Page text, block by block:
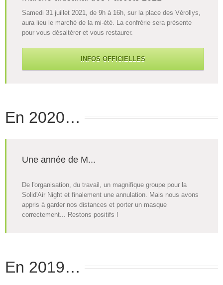
Samedi 31 juillet 2021, de 9h à 16h, sur la place des Vérollys,
aura lieu le marché de la mi-été. La confrérie sera présente
pour vous désaltérer et vous restaurer.
INFOS OFFICIELLES
En 2020…
Une année de M...
De l'organisation, du travail, un magnifique groupe pour la
Solid'Air Night et finalement une annulation. Mais nous avons
appris à garder nos distances et porter un masque
correctement... Restons positifs !
En 2019…